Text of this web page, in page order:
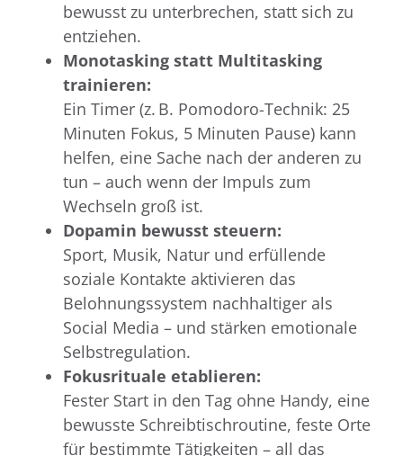
bewusst zu unterbrechen, statt sich zu
entziehen.
Monotasking statt Multitasking
trainieren:
Ein Timer (z. B. Pomodoro-Technik: 25
Minuten Fokus, 5 Minuten Pause) kann
helfen, eine Sache nach der anderen zu
tun – auch wenn der Impuls zum
Wechseln groß ist.
Dopamin bewusst steuern:
Sport, Musik, Natur und erfüllende
soziale Kontakte aktivieren das
Belohnungssystem nachhaltiger als
Social Media – und stärken emotionale
Selbstregulation.
Fokusrituale etablieren:
Fester Start in den Tag ohne Handy, eine
bewusste Schreibtischroutine, feste Orte
für bestimmte Tätigkeiten – all das